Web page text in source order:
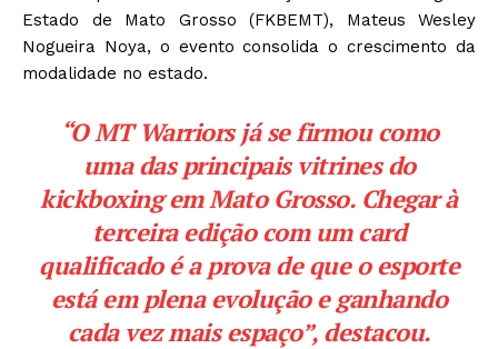
Estado de Mato Grosso (FKBEMT), Mateus Wesley
Nogueira Noya, o evento consolida o crescimento da
modalidade no estado.
“O MT Warriors já se firmou como
uma das principais vitrines do
kickboxing em Mato Grosso. Chegar à
terceira edição com um card
qualificado é a prova de que o esporte
está em plena evolução e ganhando
cada vez mais espaço”, destacou.